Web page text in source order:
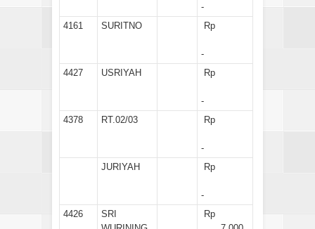
-
4161
SURITNO Rp
-
4427
USRIYAH Rp
-
4378
RT.02/03 Rp
-
JURIYAH
Rp
-
4426
SRI
Rp